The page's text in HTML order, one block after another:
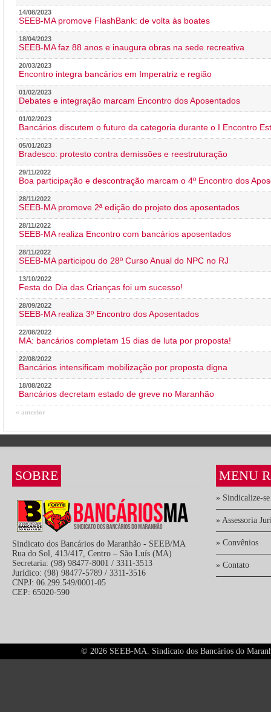
14/08/2023
SEEB-MA promove FlashBank: de volta às boates
18/04/2023
SEEB-MA faz 88 anos e inaugura obras na sede recreativa
20/03/2023
Encontro integra bancários em Imperatriz e região
01/02/2023
Debates e integração marcam Encontro dos Aposentados
01/02/2023
Bancários discutem o futuro da categoria durante o I Encontro
05/01/2023
Bradesco: protesto contra demissões e reestruturação
29/11/2022
Boa participação e descontração marcam o 4º Encontro dos
28/11/2022
SEEB-MA promove 2ª edição do projeto dos aposentados
28/11/2022
SEEB-MA realiza Encontro com bancários aposentados
28/11/2022
SEEB-MA participou do 28º Curso Anual do NPC no RJ
13/10/2022
Festa do Dia das Crianças foi um sucesso!
28/09/2022
SEEB-MA realiza 3º Encontro dos Aposentados
22/08/2022
MA: bancários completam 15 dias de luta por proposta!
22/08/2022
Bancários intensificam mobilização por proposta digna
18/08/2022
Bancários decretam estado de greve no Maranhão
« anterior
SOBRE
Sindicato dos Bancários do Maranhão - SEEB/MA
Rua do Sol, 413/417, Centro – São Luís (MA)
Secretaria: (98) 98477-8001 / 3311-3513
Jurídico: (98) 98477-5789 / 3311-3516
CNPJ: 06.299.549/0001-05
CEP: 65020-590
MENU
» Sindicalize-se
» Assessoria
» Convênios
» Contato
© 2026 SEEB-MA. Sindicato dos Bancários do